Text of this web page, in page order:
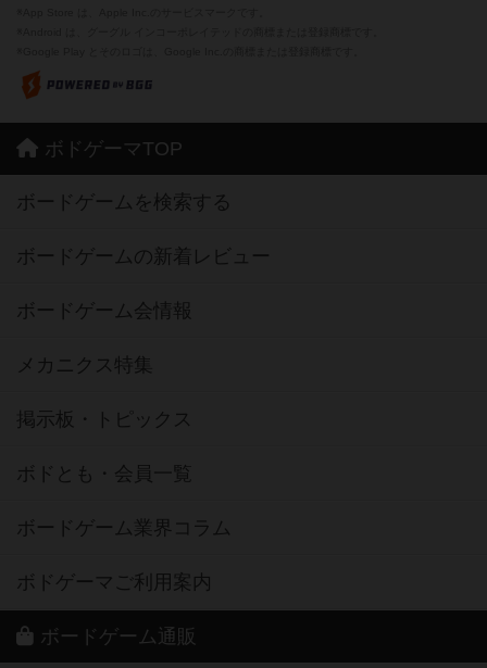
ボドゲーマTOP
ボードゲームを検索する
ボードゲームの新着レビュー
ボードゲーム会情報
メカニクス特集
掲示板・トピックス
ボドとも・会員一覧
ボードゲーム業界コラム
ボドゲーマご利用案内
ボードゲーム通販